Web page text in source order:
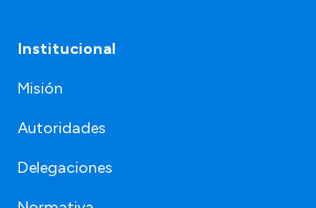
Institucional
Misión
Autoridades
Delegaciones